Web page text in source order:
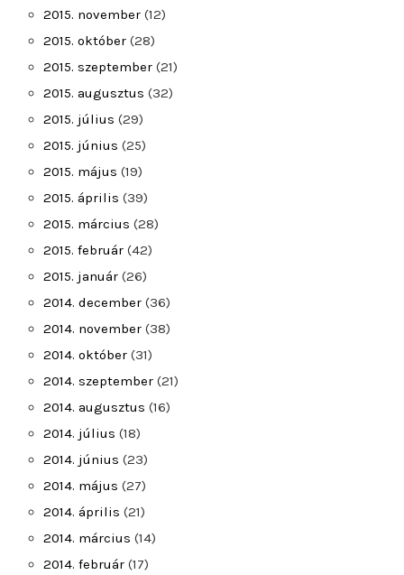
2015. november (12)
2015. október (28)
2015. szeptember (21)
2015. augusztus (32)
2015. július (29)
2015. június (25)
2015. május (19)
2015. április (39)
2015. március (28)
2015. február (42)
2015. január (26)
2014. december (36)
2014. november (38)
2014. október (31)
2014. szeptember (21)
2014. augusztus (16)
2014. július (18)
2014. június (23)
2014. május (27)
2014. április (21)
2014. március (14)
2014. február (17)